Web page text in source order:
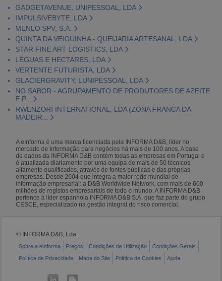
GADGETAVENUE, UNIPESSOAL, LDA
IMPULSIVEBYTE, LDA
MENLO SPV, S.A.
QUINTA DA VEIGUINHA - QUEIJARIA ARTESANAL, LDA
STAR FINE ART LOGISTICS, LDA
LÉGUAS E HECTARES, LDA
VERTENTE FUTURISTA, LDA
GLACIERGRAVITY, LUNIPESSOAL, LDA
NO SABOR - AGRUPAMENTO DE PRODUTORES DE AZEITE
E P...
RWENZORI INTERNATIONAL, LDA (ZONA FRANCA DA
MADEIR...
A eInforma é uma marca licenciada pela INFORMA D&B, líder no
mercado de informação para negócios há mais de 100 anos. A base
de dados da INFORMA D&B contém todas as empresas em Portugal e
é atualizada diariamente por uma equipa de mais de 50 técnicos
altamente qualificados, através de fontes públicas e das próprias
empresas. Desde 2004 que integra a maior rede mundial de
informação empresarial: a D&B Worldwide Network, com mais de 600
milhões de registos empresariais de todo o mundo. A INFORMA D&B
pertence à líder espanhola INFORMA D&B S.A. que faz parte do grupo
CESCE, especializado na gestão integral do risco comercial.
© INFORMA D&B, Lda
Sobre a eInforma Preços Condições de Utilização
Condições Gerais
Política de Privacidade
Mapa do Site Política de Cookies Ajuda